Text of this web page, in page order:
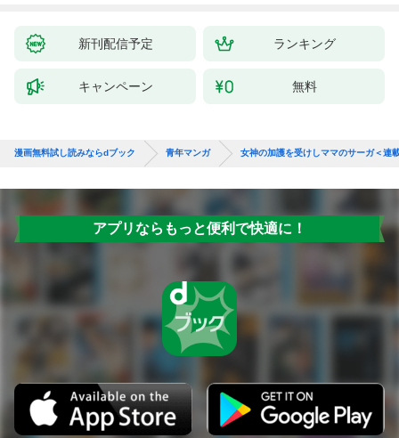
新刊配信予定 ランキング
キャンペーン 無料
漫画無料試し読みならdブック 青年マンガ 女神の加護を受けしママのサーガ＜連
アプリならもっと便利で快適に！